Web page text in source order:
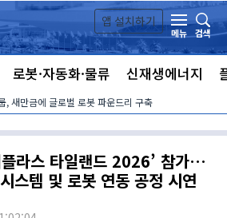
앱 설치하기
메뉴
검색
로봇·자동화·물류 신재생에너지
, 새만금에 글로벌 로봇 파운드리 구축
라스 타일랜드 2026’ 참가…
스템 및 로봇 연동 공정 시연